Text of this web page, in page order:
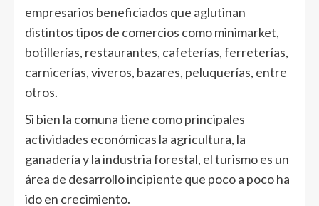
empresarios beneficiados que aglutinan
distintos tipos de comercios como minimarket,
botillerías, restaurantes, cafeterías, ferreterías,
carnicerías, viveros, bazares, peluquerías, entre
otros.
Si bien la comuna tiene como principales
actividades económicas la agricultura, la
ganadería y la industria forestal, el turismo es un
área de desarrollo incipiente que poco a poco ha
ido en crecimiento.